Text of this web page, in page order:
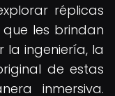
réplicas
les brindan
ingeniería, la
de estas
inmersiva.